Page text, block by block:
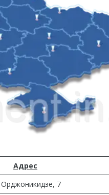
Адрес
Орджоникидзе, 7